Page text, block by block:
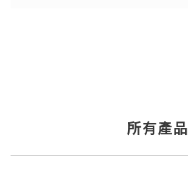
所有產品